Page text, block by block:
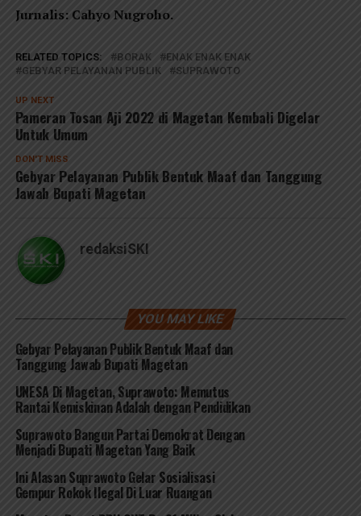
Jurnalis: Cahyo Nugroho.
RELATED TOPICS: BORAK
ENAK ENAK ENAK
GEBYAR PELAYANAN PUBLIK
SUPRAWOTO
UP NEXT
Pameran Tosan Aji 2022 di Magetan Kembali Digelar
Untuk Umum
DON'T MISS
Gebyar Pelayanan Publik Bentuk Maaf dan Tanggung
Jawab Bupati Magetan
redaksiSKI
YOU MAY LIKE
Gebyar Pelayanan Publik Bentuk Maaf dan
Tanggung Jawab Bupati Magetan
UNESA Di Magetan, Suprawoto: Memutus
Rantai Kemiskinan Adalah dengan Pendidikan
Suprawoto Bangun Partai Demokrat Dengan
Menjadi Bupati Magetan Yang Baik
Ini Alasan Suprawoto Gelar Sosialisasi
Gempur Rokok Ilegal Di Luar Ruangan